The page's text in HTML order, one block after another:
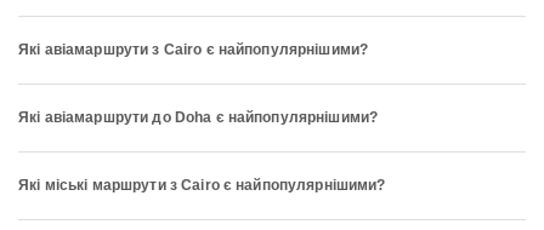
Які авіамаршрути з Cairo є найпопулярнішими?
Які авіамаршрути до Doha є найпопулярнішими?
Які міські маршрути з Cairo є найпопулярнішими?